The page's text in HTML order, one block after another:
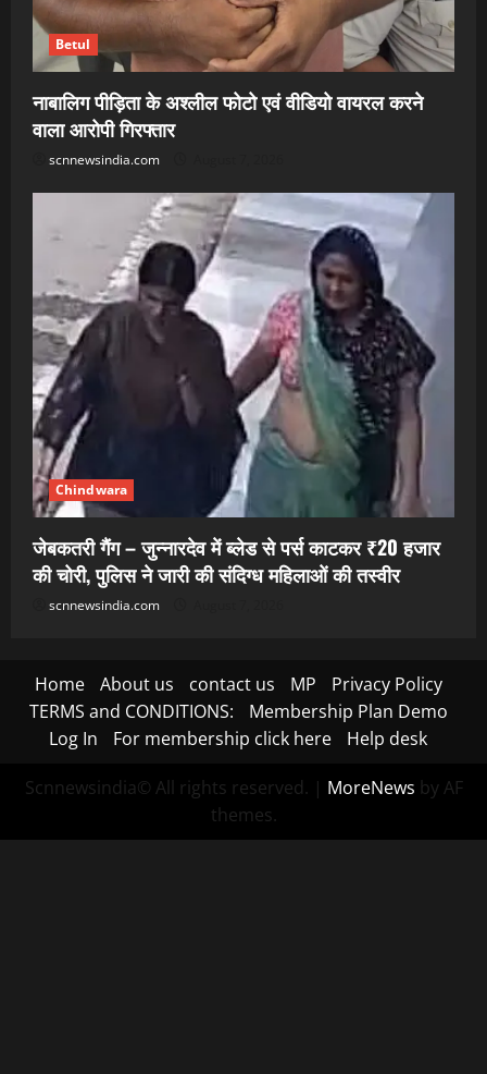
Betul
नाबालिग पीड़िता के अश्लील फोटो एवं वीडियो वायरल करने
वाला आरोपी गिरफ्तार
scnnewsindia.com
Chindwara
जेबकतरी गैंग – जुन्नारदेव में ब्लेड से पर्स काटकर ₹20 हजार
की चोरी, पुलिस ने जारी की संदिग्ध महिलाओं की तस्वीर
scnnewsindia.com
Home About us contact us MP
Privacy Policy
TERMS and CONDITIONS:
Membership Plan Demo
Log In
For membership click here Help desk
Scnnewsindia© All rights reserved. | MoreNews by AF
themes.